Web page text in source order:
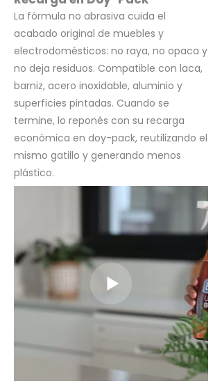
La fórmula no abrasiva cuida el
acabado original de muebles y
electrodomésticos: no raya, no opaca y
no deja residuos. Compatible con laca,
barniz, acero inoxidable, aluminio y
superficies pintadas. Cuando se
termine, lo reponés con su recarga
económica en doy-pack, reutilizando el
mismo gatillo y generando menos
plástico.